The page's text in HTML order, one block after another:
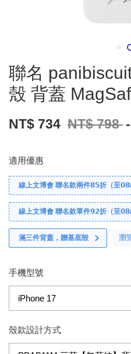
聯名
殼 背蓋
NT$ 734 NT$ 798
適用優惠
線上文博會 聯名款兩件𝟴𝟱折（至𝟬𝟴/
線上文博會 聯名款單件𝟵𝟮折（至𝟬𝟴/
滿三件背蓋，贈基底殼 瀏
手機型號
殼款設計方式